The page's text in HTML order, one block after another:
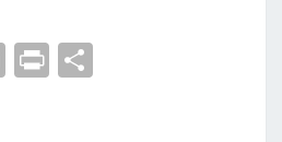
E
Pr